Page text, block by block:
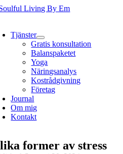
Fortsätt
Tjänster
Gratis konsultation
Balanspaketet
Yoga
Näringsanalys
Kostrådgivning
Företag
Journal
Om mig
Kontakt
former av stress